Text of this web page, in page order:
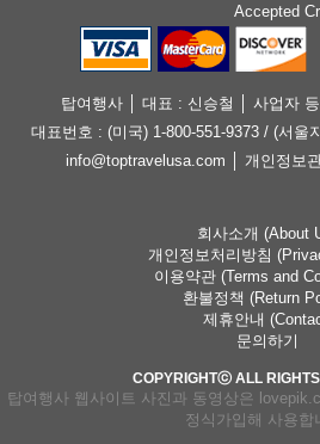
Accepted
탑여행사 │ 대표 : 신승철 │ 사업자
대표번호 : (미국) 1-800-551-9373 / (서울
info@toptravelusa.com │ 개인정보
회사소개 (About
개인정보처리방침
이용약관 (Terms and
환불정책 (Return
제휴안내
문의하기
COPYRIGHTⓒ ALL
탑여행사 웹사이트 사진과 동영상은
정식가입해 사용합